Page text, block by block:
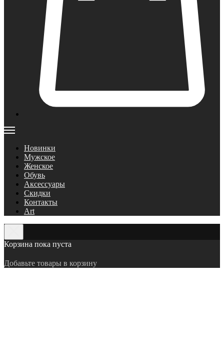
Новинки
Мужское
Женское
Обувь
Аксессуары
Скидки
Контакты
Art
Корзина пока пуста
Добавьте товары в корзину